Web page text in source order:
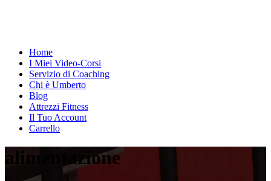
Home
I Miei Video-Corsi
Servizio di Coaching
Chi è Umberto
Blog
Attrezzi Fitness
Il Tuo Account
Carrello
alimentazione